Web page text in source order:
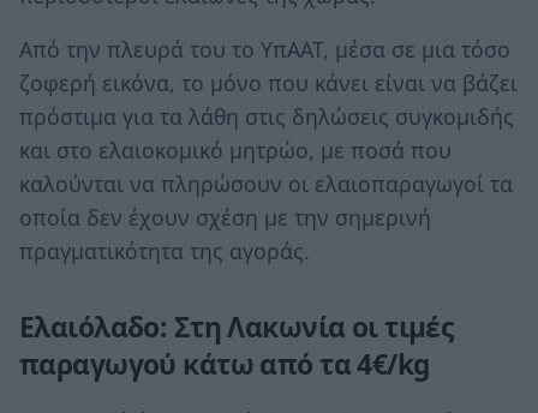
Από την πλευρά του το ΥπΑΑΤ, μέσα σε μια τόσο
ζοφερή εικόνα, το μόνο που κάνει είναι να βάζει
πρόστιμα για τα λάθη στις δηλώσεις συγκομιδής
και στο ελαιοκομικό μητρώο, με ποσά που
καλούνται να πληρώσουν οι ελαιοπαραγωγοί τα
οποία δεν έχουν σχέση με την σημερινή
πραγματικότητα της αγοράς.
Ελαιόλαδο: Στη Λακωνία οι τιμές
παραγωγού κάτω από τα 4€/kg